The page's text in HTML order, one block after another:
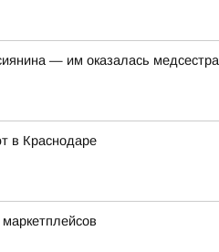
— им оказалась
в Краснодаре